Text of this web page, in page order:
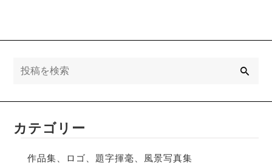
カテゴリー
作品集、ロゴ、題字揮毫、風景写真集